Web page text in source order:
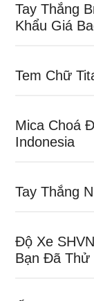
Tay Thắng
Khẩu Giá
Tem Chữ
Mica Choá
Indonesia
Tay Thắng
Độ Xe
Bạn Đã Thử